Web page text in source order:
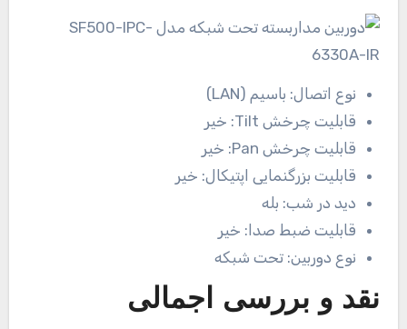
نوع اتصال: باسیم (LAN)
قابلیت چرخش Tilt:
خیر
قابلیت چرخش Pan:
خیر
قابلیت بزرگنمایی اپتیکال: خیر
دید در شب: بله
قابلیت ضبط صدا: خیر
نوع دوربین: تحت شبکه
نقد و بررسی اجمالی